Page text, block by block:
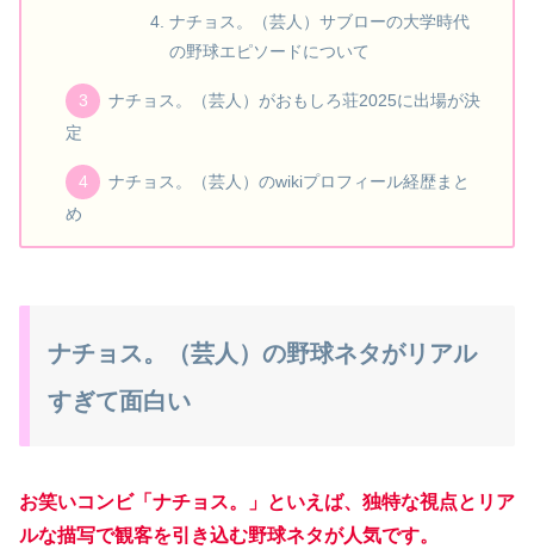
ナチョス。（芸人）サブローの大学時代
の野球エピソードについて
ナチョス。（芸人）がおもしろ荘2025に出場が決
定
ナチョス。（芸人）のwikiプロフィール経歴まと
め
ナチョス。（芸人）の野球ネタがリアル
すぎて面白い
お笑いコンビ「ナチョス。」といえば、独特な視点とリア
ルな描写で観客を引き込む野球ネタが人気です。